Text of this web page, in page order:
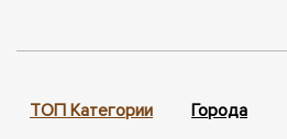
ТОП Категории Города